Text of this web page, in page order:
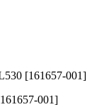
[161657-001]
001]